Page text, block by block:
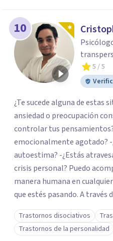
10
5 / 5
¿Te sucede alguna de estas
ansiedad o preocupación
controlar tus
emocionalmente agotado?
autoestima? -¿Estás
crisis personal? Puedo acompañarte sin juicio y de una
manera humana en cualquiera de las
que estés pasando. A través
poniendo nombre a esas
alternativas para poder enfrentarlas.
años de experiencia
Trastornos disociativos
Trastornos de la personalidad